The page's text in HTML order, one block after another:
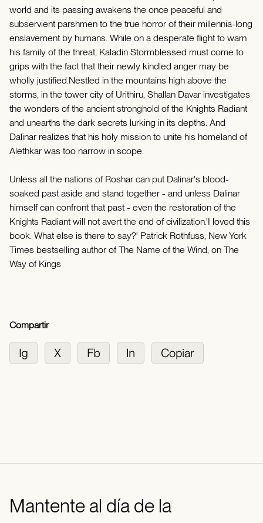
world and its passing awakens the once peaceful and
subservient parshmen to the true horror of their millennia-long
enslavement by humans. While on a desperate flight to warn
his family of the threat, Kaladin Stormblessed must come to
grips with the fact that their newly kindled anger may be
wholly justified.Nestled in the mountains high above the
storms, in the tower city of Urithiru, Shallan Davar investigates
the wonders of the ancient stronghold of the Knights Radiant
and unearths the dark secrets lurking in its depths. And
Dalinar realizes that his holy mission to unite his homeland of
Alethkar was too narrow in scope.
Unless all the nations of Roshar can put Dalinar's blood-
soaked past aside and stand together - and unless Dalinar
himself can confront that past - even the restoration of the
Knights Radiant will not avert the end of civilization.'I loved this
book. What else is there to say?' Patrick Rothfuss, New York
Times bestselling author of The Name of the Wind, on The
Way of Kings
Compartir
Mantente al día de la